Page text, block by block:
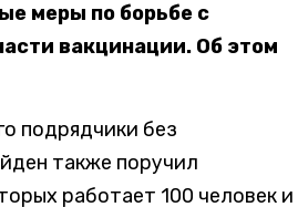
меры по борьбе с
вакцинации. Об этом
подрядчики без
также поручил
работает 100 человек и